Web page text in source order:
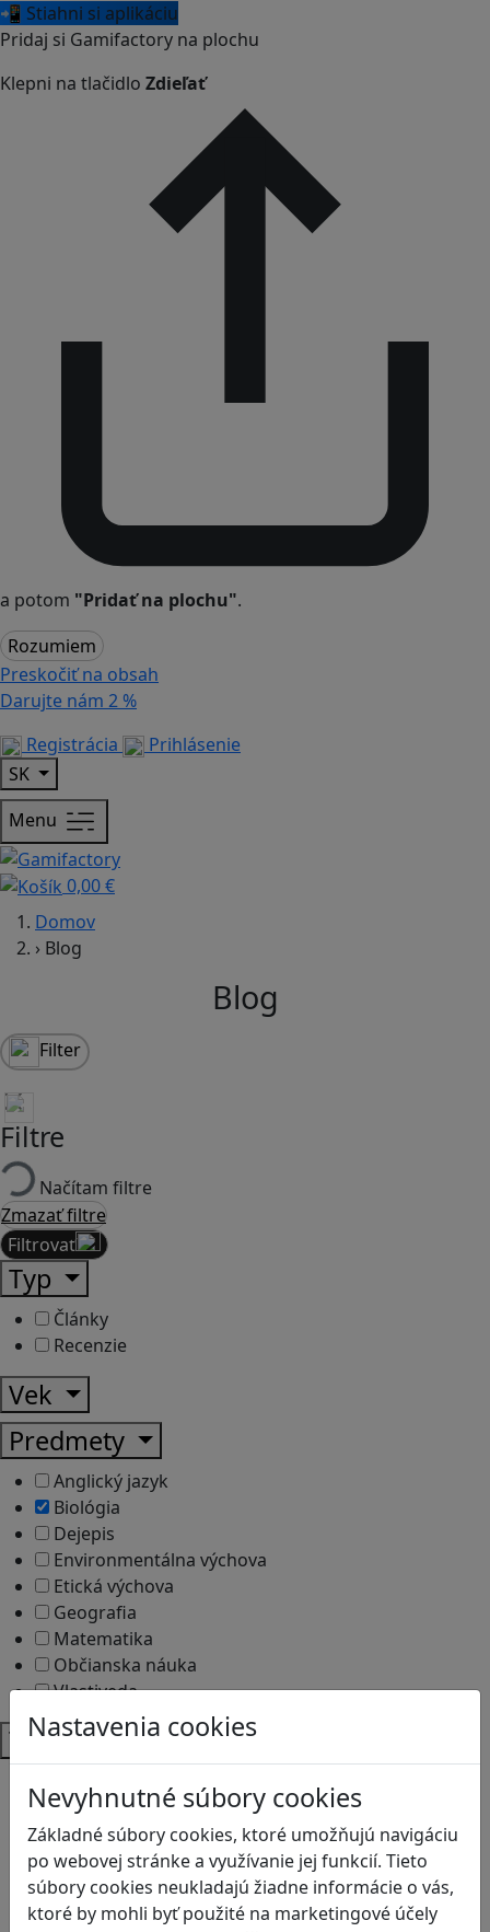
📲 Stiahni si aplikáciu
Pridaj si Gamifactory na plochu
Klepni na tlačidlo Zdieľať
a potom "Pridať na plochu".
Rozumiem
Preskočiť na obsah
Darujte nám 2 %
Registrácia
Prihlásenie
SK
Menu
0,00 €
Nastavenia cookies
Nevyhnutné súbory cookies
Základné súbory cookies, ktoré umožňujú navigáciu
po webovej stránke a využívanie jej funkcií. Tieto
súbory cookies neukladajú žiadne informácie o vás,
ktoré by mohli byť použité na marketingové účely
Domov
› Blog
Blog
Filter
Filtre
Načítam filtre
Zmazať filtre
Filtrovať
Typ
Články
Recenzie
Vek
Predmety
Anglický jazyk
Biológia
Dejepis
Environmentálna výchova
Etická výchova
Geografia
Matematika
Občianska náuka
Vlastiveda
Témy
Čítanie s porozumením
Digitálna rovnováha
Ekológia
Globálne vzdelávanie
Kreativita